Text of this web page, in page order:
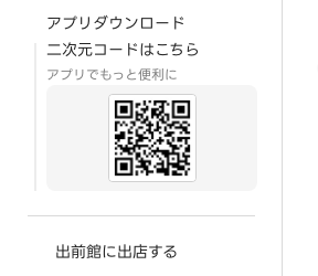
アプリダウンロード
二次元コードはこちら
アプリでもっと便利に
出前館に出店する